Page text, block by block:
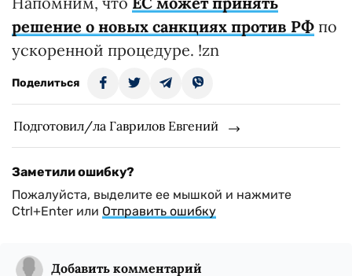
решение о новых санкциях против РФ по
ускоренной процедуре. !zn
Поделиться
Подготовил/ла Гаврилов Евгений
Заметили ошибку?
Пожалуйста, выделите ее мышкой и нажмите
Ctrl+Enter или Отправить ошибку
Добавить комментарий